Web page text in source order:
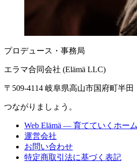
プロデュース・事務局
エラマ合同会社 (Elämä LLC)
〒509-4114 岐阜県高山市国府町半田
つながりましょう。
Web Elämä — 育てていくホー
運営会社
お問い合わせ
特定商取引法に基づく表記